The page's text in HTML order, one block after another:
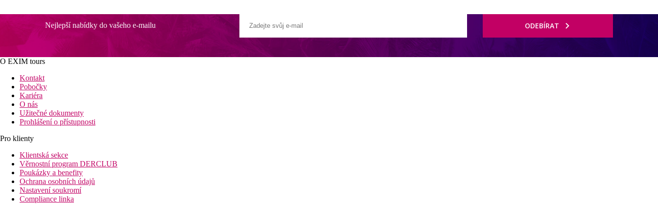
Nejlepší nabídky do vašeho e-mailu ODEBÍRAT
O EXIM tours
Kontakt
Pobočky
Kariéra
O nás
Užitečné dokumenty
Prohlášení o přístupnosti
Pro klienty
Klientská sekce
Věrnostní program DERCLUB
Poukázky a benefity
Ochrana osobních údajů
Nastavení soukromí
Compliance linka